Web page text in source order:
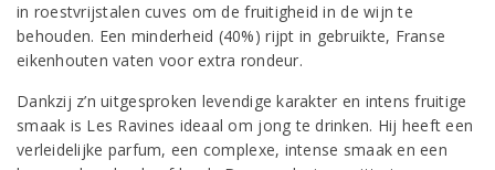
in roestvrijstalen cuves om de fruitigheid in de wijn te
behouden. Een minderheid (40%) rijpt in gebruikte, Franse
eikenhouten vaten voor extra rondeur.
Dankzij z’n uitgesproken levendige karakter en intens fruitige
smaak is Les Ravines ideaal om jong te drinken. Hij heeft een
verleidelijke parfum, een complexe, intense smaak en een